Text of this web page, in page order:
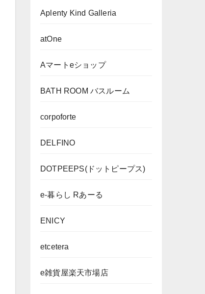
Aplenty Kind Galleria
atOne
Aマートeショップ
BATH ROOM バスルーム
corpoforte
DELFINO
DOTPEEPS(ドットピープス)
e-暮らし Rあーる
ENICY
etcetera
e雑貨屋楽天市場店